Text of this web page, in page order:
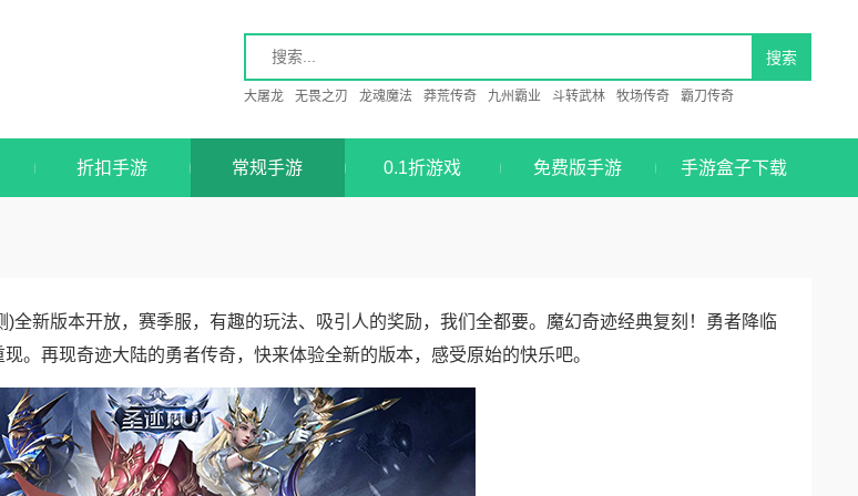
大屠龙 无畏之刃 龙魂魔法 莽荒传奇 九州霸业 斗转武林 牧场传奇 霸刀传奇
折扣手游 常规手游 0.1折游戏 免费版手游 手游盒子下载
)全新版本开放，赛季服，有趣的玩法、吸引人的奖励，我们全都要。魔幻奇迹经典复刻！勇者降临
。再现奇迹大陆的勇者传奇，快来体验全新的版本，感受原始的快乐吧。